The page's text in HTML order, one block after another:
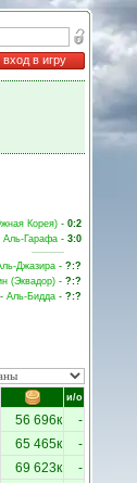
вход в игру
Корея) - 0:2
Аль-Гарафа - 3:0
Джазира - ?:?
(Эквадор) - ?:?
Аль-Бидда - ?:?
и/о
56 696к -
65 465к -
69 623к -